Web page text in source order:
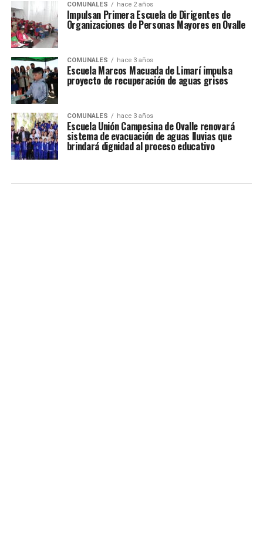
COMUNALES hace 2 años
Impulsan Primera Escuela de Dirigentes de
Organizaciones de Personas Mayores en Ovalle
COMUNALES hace 3 años
Escuela Marcos Macuada de Limarí impulsa
proyecto de recuperación de aguas grises
COMUNALES hace 3 años
Escuela Unión Campesina de Ovalle renovará
sistema de evacuación de aguas lluvias que
brindará dignidad al proceso educativo